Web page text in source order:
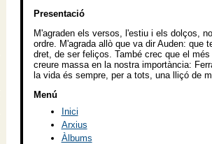
Presentació
M'agraden els versos, l'estiu i els dolços,
ordre. M'agrada allò que va dir Auden: que
dret, de ser feliços. També crec que el
creure massa en la nostra importància:
la vida és sempre, per a tots, una lliçó de
Menú
Inici
Arxius
Àlbums